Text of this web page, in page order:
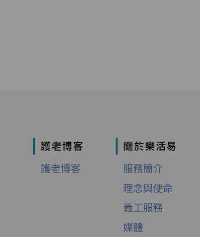
護老博客
護老博客
關於樂活易
服務簡介
理念與使命
義工服務
媒體